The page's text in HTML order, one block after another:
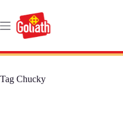
de
inhoud
Tag Chucky